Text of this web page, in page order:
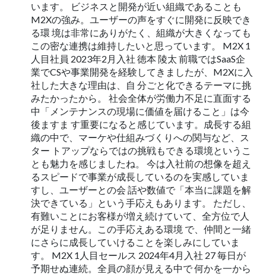
います。 ビジネスと開発が近い組織であることも
M2Xの強み。ユーザーの声をすぐに開発に反映でき
る環 境は非常にありがたく、組織が大きくなっても
この密な連携は維持したいと思っています。 M2X 1
人目社員 2023年2月入社 徳本 陵太 前職ではSaaS企
業でCSや事業開発を経験してきましたが、M2Xに入
社した大きな理由は、自 分ごと化できるテーマに挑
みたかったから。 社会全体が労働力不足に直面する
中「メンテナンスの現場に価値を届けること」は今
後ますま す重要になると感じています。成長する組
織の中で、マーケや仕組みづくりへの関与など、ス
ター トアップならではの挑戦もできる環境というこ
とも魅力を感じましたね。 今は入社前の想像を超え
るスピードで事業が成長しているのを実感していま
すし、ユーザーとの会 話や数値で「本当に課題を解
決できている」という手応えもあります。 ただし、
有難いことにお客様が増え続けていて、全方位で人
が足りません。この手応えある環境 で、仲間と一緒
にさらに成長していけることを楽しみにしていま
す。 M2X 1人目セールス 2024年4月入社 27 毎日が
予期せぬ連続。全員の顔が見える中で 何かを一から